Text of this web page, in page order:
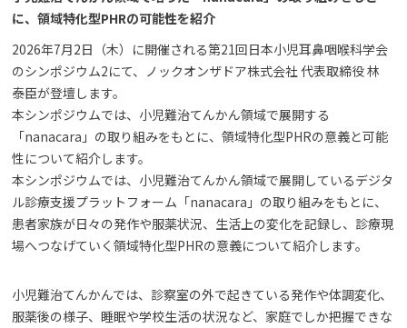
に、領域特化型PHRの可能性を紹介
2026年7月2日（木）に開催される第21回日本小児耳鼻咽喉科学会
のシンポジウム2にて、ノックオンザドア株式会社 代表取締役 林
泰臣が登壇します。
本シンポジウムでは、小児難治てんかん領域で展開する
「nanacara」の取り組みをもとに、領域特化型PHRの意義と可能
性について紹介します。
本シンポジウムでは、小児難治てんかん領域で展開しているデジタ
ル診療支援プラットフォーム「nanacara」の取り組みをもとに、
患者家族が日々の発作や服薬状況、生活上の変化を記録し、診療現
場へつなげていく領域特化型PHRの意義について紹介します。
小児難治てんかんでは、診察室の外で起きている発作や体調変化、
服薬後の様子、睡眠や学校生活の状況など、家庭でしか把握できな